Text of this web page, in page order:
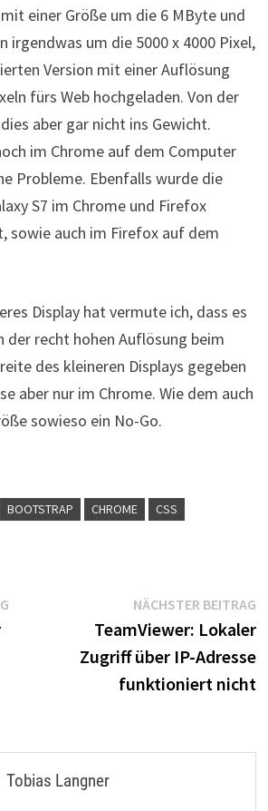
einer Größe um die 6 MByte und
irgendwas um die 5000 x 4000 Pixel,
Version mit einer Auflösung
fürs Web hochgeladen. Von der
aber gar nicht ins Gewicht.
im Chrome auf dem Computer
Probleme. Ebenfalls wurde die
S7 im Chrome und Firefox
sowie auch im Firefox auf dem
Display hat vermute ich, dass es
der recht hohen Auflösung beim
des kleineren Displays gegeben
aber nur im Chrome. Wie dem auch
sowieso ein No-Go.
BOOTSTRAP CHROME
CSS
Vorheriger
NÄCHSTER BEITRAG
TeamViewer: Lokaler
Zugriff über IP-Adresse
funktioniert nicht
Tobias Langner